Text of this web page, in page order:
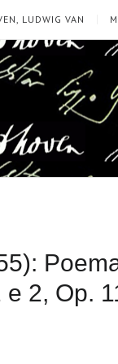
LUDWIG VAN
2, Op.